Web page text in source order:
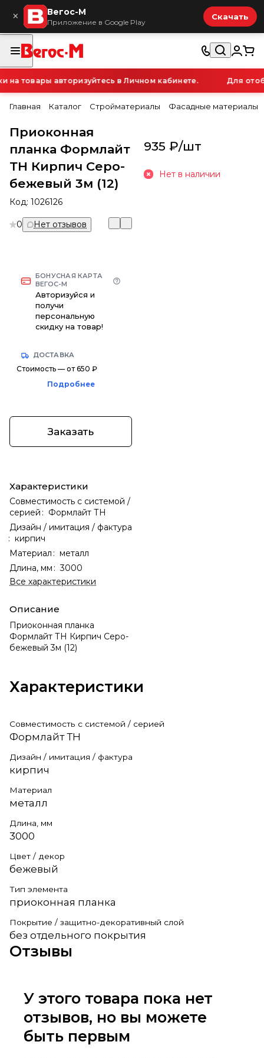
× Вегос-М
Приложение в Google Play
Скачать
товары авторизуйтесь в Личном кабинете. Для
Главная Каталог Стройматериалы Фасадные материалы
Приоконная
планка Формлайт
ТН Кирпич Серо-
бежевый 3м (12)
Код: 1026126
0 Нет отзывов
БОНУСНАЯ КАРТА
ВЕГОС-М
Авторизуйся и
получи
персональную
скидку на товар!
ДОСТАВКА
Стоимость — от 650 ₽
Подробнее
Заказать
Характеристики
Совместимость с системой /
серией : Формлайт ТН
Дизайн / имитация / фактура
: кирпич
Материал : металл
Длина, мм : 3000
Все характеристики
Описание
Приоконная планка
Формлайт ТН Кирпич Серо-
бежевый 3м (12)
935 ₽/шт
Нет в наличии
Характеристики
Совместимость с системой / серией
Формлайт ТН
Дизайн / имитация / фактура
кирпич
Материал
металл
Длина, мм
3000
Цвет / декор
бежевый
Тип элемента
приоконная планка
Покрытие / защитно-декоративный слой
без отдельного покрытия
Отзывы
У этого товара пока нет
отзывов, но вы можете
быть первым